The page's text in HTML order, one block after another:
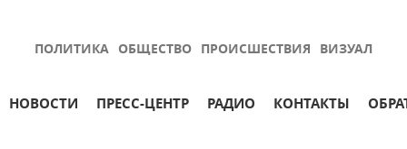
ПОЛИТИКА ОБЩЕСТВО ПРОИСШЕСТВИЯ ВИЗУАЛ
НОВОСТИ ПРЕСС-ЦЕНТР РАДИО КОНТАКТЫ